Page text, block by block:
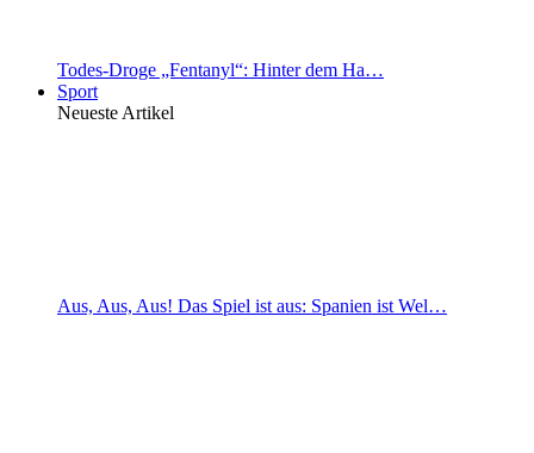
Todes-Droge „Fentanyl“: Hinter dem Ha…
Sport
Neueste Artikel
Aus, Aus, Aus! Das Spiel ist aus: Spanien ist Wel…